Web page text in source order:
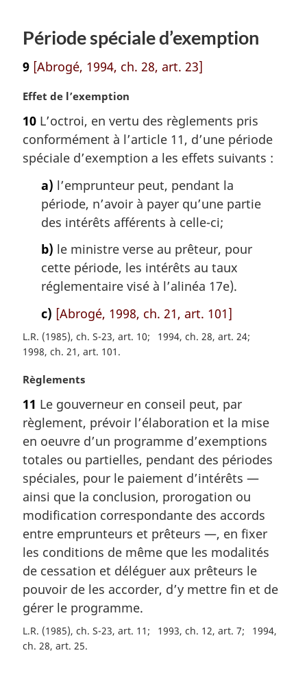
e
:Période spéciale d’exemption
9 [Abrogé, 1994, ch. 28, art. 23]
N
t
e
m
Effet de l’exemption
10 L’octroi, en vertu des règlements pris
conformément à l’article 11, d’une période
spéciale d’exemption a les effets suivants :
a) l’emprunteur peut, pendant la
période, n’avoir à payer qu’une partie
des intérêts afférents à celle-ci;
b) le ministre verse au prêteur, pour
cette période, les intérêts au taux
réglementaire visé à l’alinéa 17e).
c) [Abrogé, 1998, ch. 21, art. 101]
L.R. (1985), ch. S-23, art. 10
1994, ch. 28, art. 24
1998, ch. 21, art. 101
N
t
e
m
a
g
i
n
a
l
e
:
Règlements
11 Le gouverneur en conseil peut, par
règlement, prévoir l’élaboration et la mise
en oeuvre d’un programme d’exemptions
totales ou partielles, pendant des périodes
spéciales, pour le paiement d’intérêts —
ainsi que la conclusion, prorogation ou
modification correspondante des accords
entre emprunteurs et prêteurs —, en fixer
les conditions de même que les modalités
de cessation et déléguer aux prêteurs le
pouvoir de les accorder, d’y mettre fin et de
gérer le programme.
L.R. (1985), ch. S-23, art. 11 1993, ch. 12, art. 7
1994,
ch. 28, art. 25